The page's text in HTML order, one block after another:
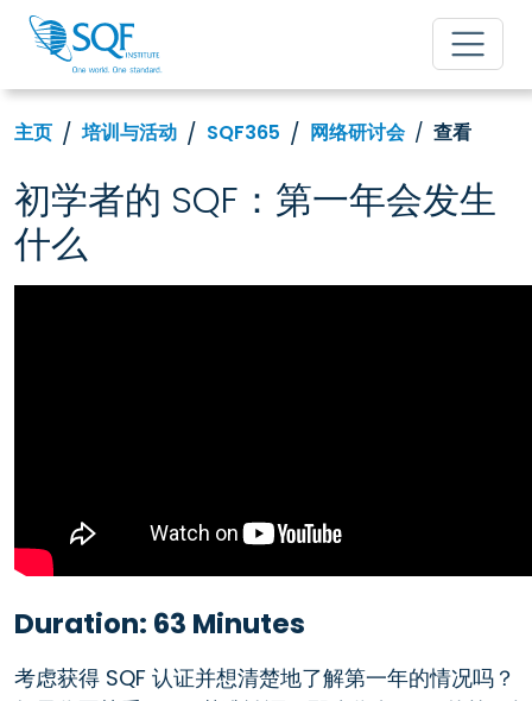
主页 培训与活动 SQF365 网络研讨会 查看
初学者的 SQF：第一年会发生
什么
Duration: 63 Minutes
考虑获得 SQF 认证并想清楚地了解第一年的情况吗？